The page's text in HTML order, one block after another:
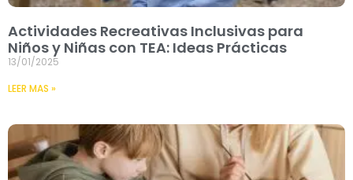
Actividades Recreativas Inclusivas para
Niños y Niñas con TEA: Ideas Prácticas
13/01/2025
LEER MAS »